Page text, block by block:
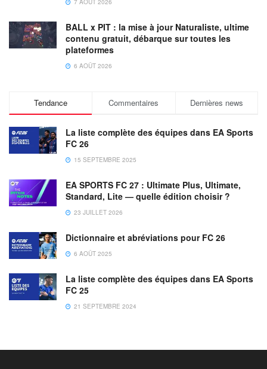
7 AOÛT 2026
BALL x PIT : la mise à jour Naturaliste, ultime
contenu gratuit, débarque sur toutes les
plateformes
6 AOÛT 2026
Tendance Commentaires Dernières news
La liste complète des équipes dans EA Sports
FC 26
15 SEPTEMBRE 2025
EA SPORTS FC 27 : Ultimate Plus, Ultimate,
Standard, Lite — quelle édition choisir ?
23 JUILLET 2026
Dictionnaire et abréviations pour FC 26
6 AOÛT 2025
La liste complète des équipes dans EA Sports
FC 25
21 SEPTEMBRE 2024